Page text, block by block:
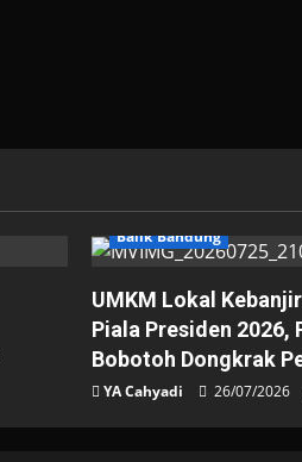
Balik Bandung
UMKM Lokal
Piala Presiden 2026,
Bobotoh Dongkrak
YA Cahyadi 26/07/2026